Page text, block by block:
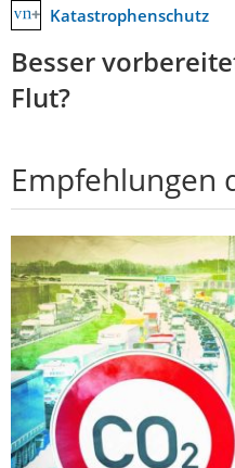
Katastrophenschutz
Besser
Flut?
Empfehlungen